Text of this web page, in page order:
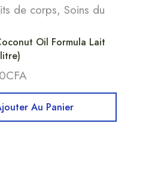
de corps, Soins du
Oil Formula Lait
CFA
Au Panier